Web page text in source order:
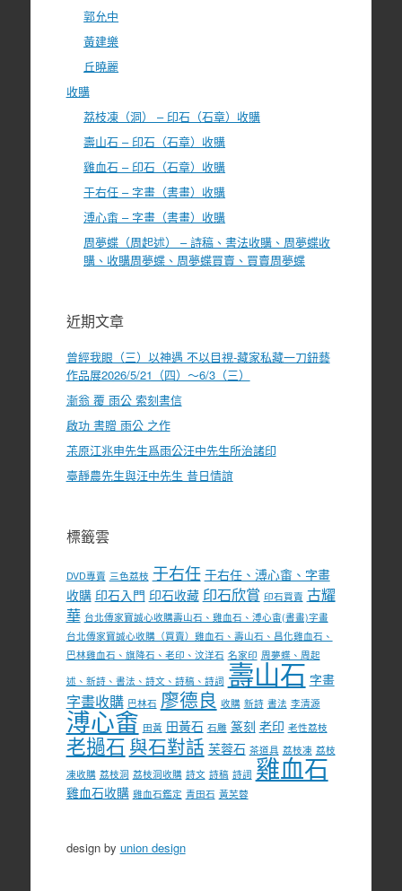
郭允中
黃建樂
丘曉麗
收購
荔枝凍（洞） – 印石（石章）收購
壽山石 – 印石（石章）收購
雞血石 – 印石（石章）收購
于右任 – 字畫（書畫）收購
溥心畬 – 字畫（書畫）收購
周夢蝶（周起述） – 詩稿、書法收購、周夢蝶收
購、收購周夢蝶、周夢蝶買賣、買賣周夢蝶
近期文章
曾經我眼（三）以神遇 不以目視-藏家私藏一刀鈕藝
作品展2026/5/21（四）～6/3（三）
漸翁 覆 雨公 索刻書信
啟功 書贈 雨公 之作
茮原江兆申先生爲雨公汪中先生所治諸印
臺靜農先生與汪中先生 昔日情誼
標籤雲
DVD專賣 三色荔枝 于右任 于右任、溥心畬、字畫
收購 印石入門 印石收藏 印石欣賞 印石買賣 古耀
華 台北傳家寶誠心收購壽山石、雞血石、溥心畬(書畫)字畫
台北傳家寶誠心收購（買賣）雞血石、壽山石、昌化雞血石、
巴林雞血石、旗降石、老印、汶洋石 名家印 周夢蝶、周起
述、新詩、書法、詩文、詩稿、詩詞 壽山石 字畫
字畫收購 巴林石 廖德良 收購 新詩 書法 李清源
溥心畬 田黃 田黃石 石雕 篆刻 老印 老性荔枝
老撾石 與石對話 芙蓉石 茶道具 荔枝凍 荔枝
凍收購 荔枝洞 荔枝洞收購 詩文 詩稿 詩詞 雞血石
雞血石收購 雞血石鑑定 青田石 黃芙蓉
design by union design